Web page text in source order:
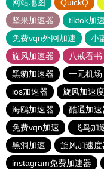
网站地图 QuickQ
坚果加速器
tiktok加
免费vqn外网加速
小
旋风加速器
八戒看书
黑豹加速器
一元机场
ios加速器
旋风加速
海鸥加速器
酷通加速
免费vqn加速
飞鸟加
黑洞加速
旋风加速度
instagram免费加速器